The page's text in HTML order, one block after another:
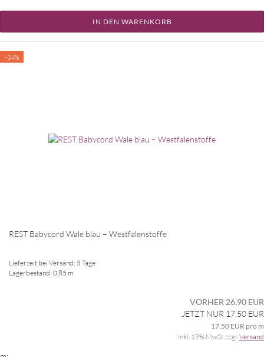
IN DEN WARENKORB
-34%
REST Babycord Wale blau – Westfalenstoffe
Lieferzeit bei Versand: 5 Tage
Lagerbestand: 0,85 m
VORHER 26,90 EUR
JETZT NUR 17,50 EUR
17,50 EUR pro m
inkl. 19% MwSt. zzgl.Versand